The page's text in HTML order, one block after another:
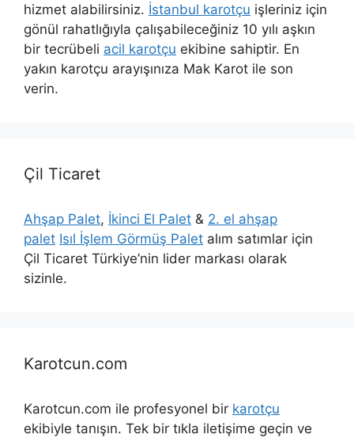
hizmet alabilirsiniz. İstanbul karotçu işleriniz için
gönül rahatlığıyla çalışabileceğiniz 10 yılı aşkın
bir tecrübeli acil karotçu ekibine sahiptir. En
yakın karotçu arayışınıza Mak Karot ile son
verin.
Çil Ticaret
Ahşap Palet, İkinci El Palet & 2. el ahşap
palet Isıl İşlem Görmüş Palet alım satımlar için
Çil Ticaret Türkiye’nin lider markası olarak
sizinle.
Karotcun.com
Karotcun.com ile profesyonel bir karotçu
ekibiyle tanışın. Tek bir tıkla iletişime geçin ve